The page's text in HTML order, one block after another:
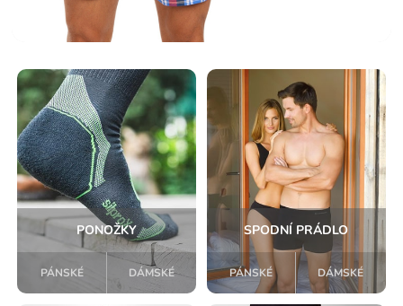
PONOŽKY
PÁNSKÉ DÁMSKÉ
SPODNÍ PRÁDLO
PÁNSKÉ DÁMSKÉ